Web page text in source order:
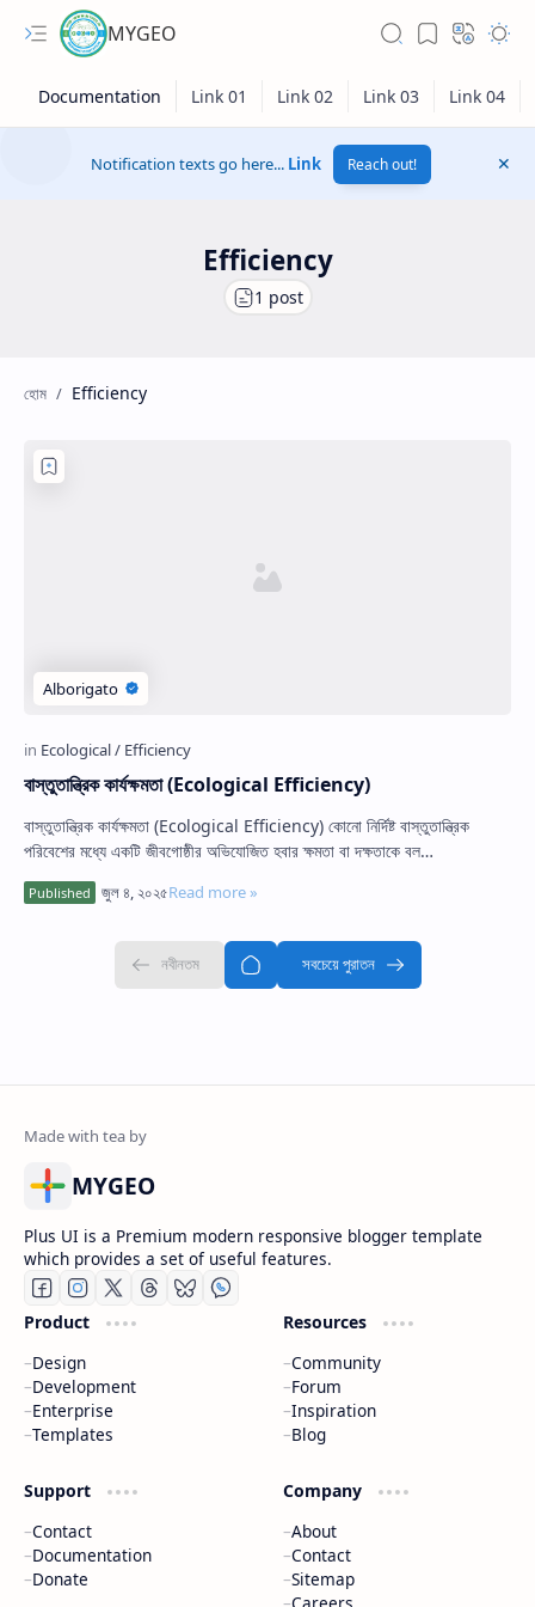
MYGEO
Notification texts go here... Link Reach out!
Efficiency
Efficiency
বাস্তুতান্ত্রিক কার্যক্ষমতা (Ecological Efficiency)
বাস্তুতান্ত্রিক কার্যক্ষমতা (Ecological Efficiency) কোনো নির্দিষ্ট বাস্তুতান্ত্রিক
পরিবেশের মধ্যে একটি জীবগোষ্ঠীর অভিযোজিত হবার ক্ষমতা বা দক্ষতাকে বল…
MYGEO
Plus UI is a Premium modern responsive blogger template
which provides a set of useful features.
Product
Design
Development
Enterprise
Templates
Resources
Community
Forum
Inspiration
Blog
Support
Contact
Documentation
Donate
Company
About
Contact
Sitemap
Careers